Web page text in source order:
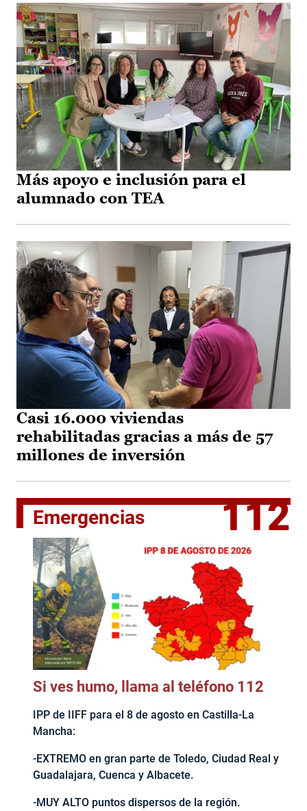
Más apoyo e inclusión para el
alumnado con TEA
Casi 16.000 viviendas
rehabilitadas gracias a más de 57
millones de inversión
Emergencias 112
Si ves humo, llama al teléfono 112
IPP de IIFF para el 8 de agosto en Castilla-La
Mancha:
-EXTREMO en gran parte de Toledo, Ciudad Real y
Guadalajara, Cuenca y Albacete.
-MUY ALTO puntos dispersos de la región.